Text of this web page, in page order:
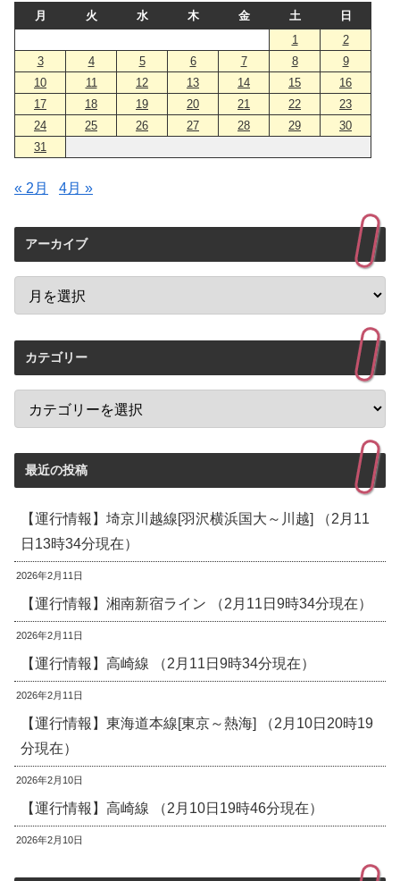
月 火 水 木 金 土
日
1
2
3
4 5 6 7 8
9
10
11 12 13 14 15
16
17
18 19 20 21 22
23
24
25 26 27 28 29
30
31
« 2月 4月 »
アーカイブ
カテゴリー
最近の投稿
【運行情報】埼京川越線[羽沢横浜国大～川越] （2月11
日13時34分現在）
2026年2月11日
【運行情報】湘南新宿ライン （2月11日9時34分現在）
2026年2月11日
【運行情報】高崎線 （2月11日9時34分現在）
2026年2月11日
【運行情報】東海道本線[東京～熱海] （2月10日20時19
分現在）
2026年2月10日
【運行情報】高崎線 （2月10日19時46分現在）
2026年2月10日